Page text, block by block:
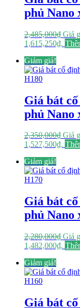
phủ Nano
2,485,000₫ Giá
1,615,250₫.
Giảm giá!
Giá bát
phủ Nano
2,350,000₫ Giá
1,527,500₫.
Giảm giá!
Giá bát
phủ Nano
2,280,000₫ Giá
1,482,000₫.
Giảm giá!
Giá bát